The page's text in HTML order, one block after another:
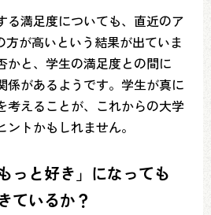
る満足度についても、直近のア
方が高いという結果が出ていま
かと、学生の満足度との間に
係があるようです。学生が真に
考えることが、これからの大学
トかもしれません。
っと好き」になっても
ているか？